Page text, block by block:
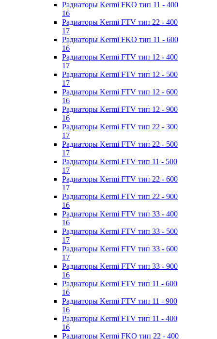
Радиаторы Kermi FKO тип 11 - 400
16
Радиаторы Kermi FTV тип 22 - 400
17
Радиаторы Kermi FKO тип 11 - 600
16
Радиаторы Kermi FTV тип 12 - 400
17
Радиаторы Kermi FTV тип 12 - 500
17
Радиаторы Kermi FTV тип 12 - 600
16
Радиаторы Kermi FTV тип 12 - 900
16
Радиаторы Kermi FTV тип 22 - 300
17
Радиаторы Kermi FTV тип 22 - 500
17
Радиаторы Kermi FTV тип 11 - 500
17
Радиаторы Kermi FTV тип 22 - 600
17
Радиаторы Kermi FTV тип 22 - 900
16
Радиаторы Kermi FTV тип 33 - 400
16
Радиаторы Kermi FTV тип 33 - 500
17
Радиаторы Kermi FTV тип 33 - 600
17
Радиаторы Kermi FTV тип 33 - 900
16
Радиаторы Kermi FTV тип 11 - 600
16
Радиаторы Kermi FTV тип 11 - 900
16
Радиаторы Kermi FTV тип 11 - 400
16
Радиаторы Kermi FKO тип 22 - 400